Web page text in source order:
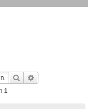
Suche
1